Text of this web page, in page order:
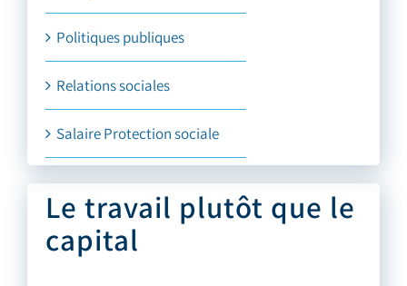
Politiques publiques
Relations sociales
Salaire Protection sociale
Le travail plutôt que le
capital